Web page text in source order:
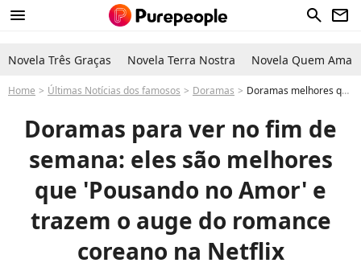
menu search newsletter
Novela Três Graças Novela Terra Nostra Novela Quem Ama
Home Últimas Notícias dos famosos Doramas Doramas melhores que pousando no amor: essas 7 séries coreanas românticas da Netflix são inesquecíveis
Doramas para ver no fim de
semana: eles são melhores
que 'Pousando no Amor' e
trazem o auge do romance
coreano na Netflix